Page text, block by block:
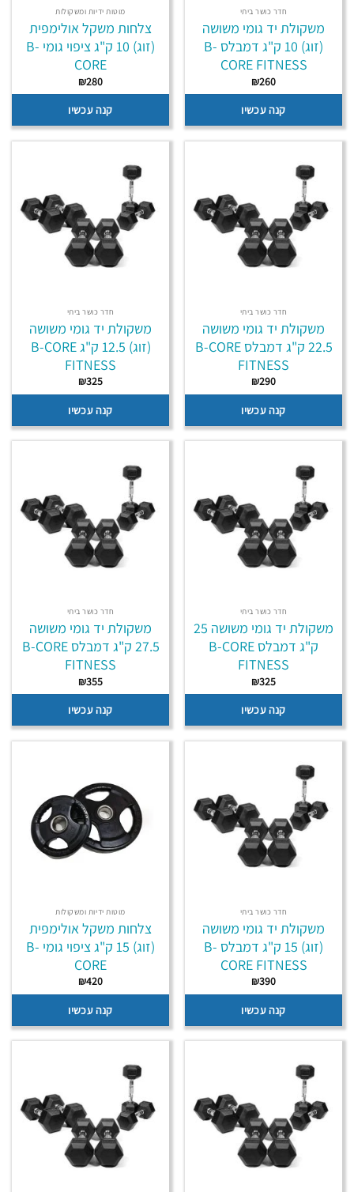
חדר כושר ביתי
משקולת יד גומי משושה
(זוג) 10 ק"ג דמבלס B-
CORE FITNESS
₪260
קנה עכשיו
מוטות ידיות ומשקולות
צלחות משקל אולימפית
(זוג) 10 ק"ג ציפוי גומי B-
CORE
₪280
קנה עכשיו
חדר כושר ביתי
משקולת יד גומי משושה
22.5 ק"ג דמבלס B-CORE
FITNESS
₪290
קנה עכשיו
חדר כושר ביתי
משקולת יד גומי משושה
(זוג) 12.5 ק"ג B-CORE
FITNESS
₪325
קנה עכשיו
חדר כושר ביתי
משקולת יד גומי משושה 25
ק"ג דמבלס B-CORE
FITNESS
₪325
קנה עכשיו
חדר כושר ביתי
משקולת יד גומי משושה
27.5 ק"ג דמבלס B-CORE
FITNESS
₪355
קנה עכשיו
חדר כושר ביתי
משקולת יד גומי משושה
(זוג) 15 ק"ג דמבלס B-
CORE FITNESS
₪390
קנה עכשיו
מוטות ידיות ומשקולות
צלחות משקל אולימפית
(זוג) 15 ק"ג ציפוי גומי B-
CORE
₪420
קנה עכשיו